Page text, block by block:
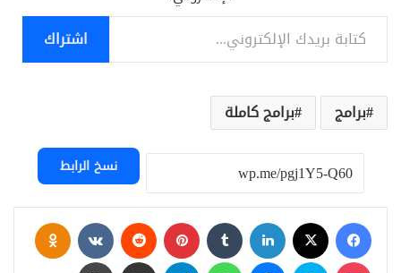
كتابة بريدك الإلكتروني...
اشتراك
برامج برامج كاملة
نسخ الرابط
فيسبوك لينكدإن بينتيريست
‫Pocket
سكايب ماسنجر واتساب تيلقرام مشاركة عبر البريد طباعة